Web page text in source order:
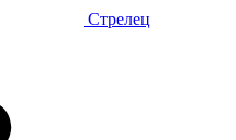
Стрелец